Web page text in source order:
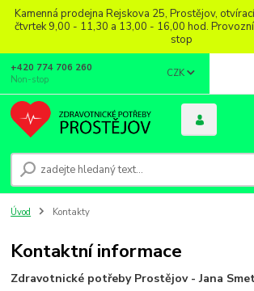
Kamenná prodejna Rejskova 25, Prostějov,
čtvrtek 9,00 - 11,30 a 13,00 - 16,00 hod.
stop
CZK
+420 774 706 260
Non-stop
Úvod Kontakty
Kontaktní informace
Zdravotnické potřeby Prostějov - Jana